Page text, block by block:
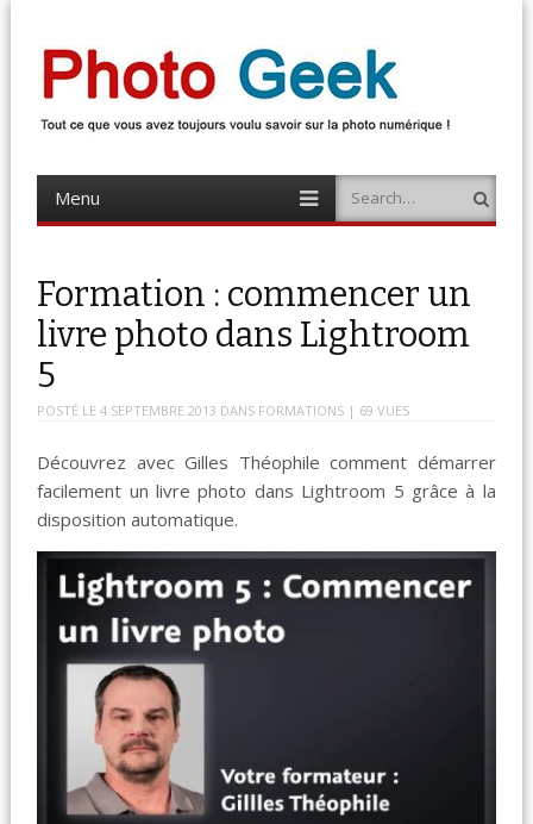
Photo Geek
Menu
content
Search
Formation : commencer un
livre photo dans Lightroom
5
POSTÉ LE4 SEPTEMBRE 2013 DANS FORMATIONS | 69 VUES
Décou­vrez avec Gilles Théophile com­ment démar­rer
facile­ment un livre photo dans Light­room 5 grâce à la
dis­po­si­tion automatique.